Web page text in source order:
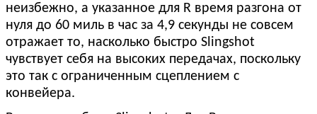
неизбежно, а указанное для R время разгона от
нуля до 60 миль в час за 4,9 секунды не совсем
отражает то, насколько быстро Slingshot
чувствует себя на высоких передачах, поскольку
это так с ограниченным сцеплением с
конвейера.